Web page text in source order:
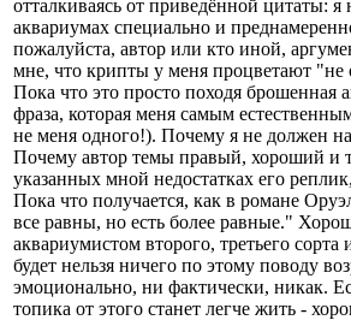
отталкиваясь от приведённой цитаты: я
аквариумах специально и
пожалуйста, автор или кто иной,
мне, что крипты у меня процветают
Пока что это просто походя брошенная
фраза, которая меня самым
не меня одного!). Почему я не должен на
Почему автор темы правый, хороший и
указанных мной недостатках его
Пока что получается, как в романе
все равны, но есть более равные."
аквариумистом второго, третьего сорта
будет нельзя ничего по этому поводу
эмоционально, ни фактически, никак.
топика от этого станет легче жить -